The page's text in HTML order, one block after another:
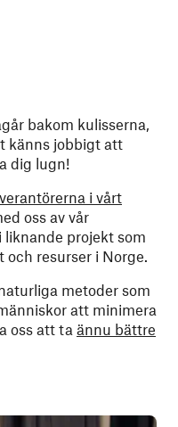
bakom kulisserna,
känns jobbigt att
dig lugn!
i vårt
oss av vår
projekt som
och resurser i Norge.
metoder som
att minimera
oss att ta ännu bättre